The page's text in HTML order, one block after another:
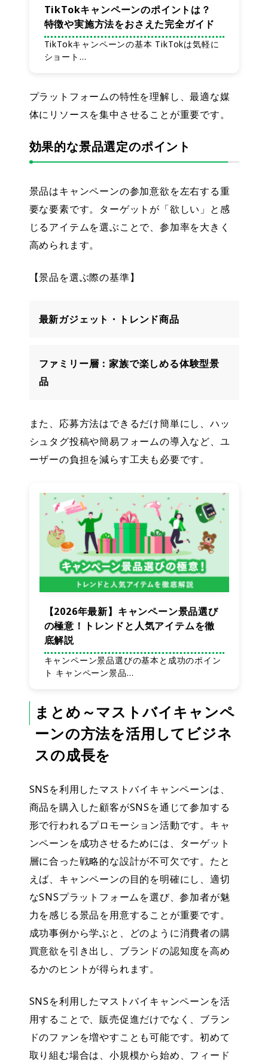
TikTokキャンペーンのポイントは？
特徴や実施方法をおさえた完全ガイド
TikTokキャンペーンの基本 TikTokは気軽に
ショート…
プラットフォームの特性を理解し、最適な媒
体にリソースを集中させることが重要です。
効果的な景品選定のポイント
景品はキャンペーンの参加意欲を左右する重
要な要素です。ターゲットが「欲しい」と感
じるアイテムを選ぶことで、参加率を大きく
高められます。
【景品を選ぶ際の基準】
最新ガジェット・トレンド商品
ファミリー層：家族で楽しめる体験型景
品
また、応募方法はできるだけ簡単にし、ハッ
シュタグ投稿や簡易フォームの導入など、ユ
ーザーの負担を減らす工夫も必要です。
【2026年最新】キャンペーン景品選び
の極意！トレンドと人気アイテムを徹
底解説
キャンペーン景品選びの基本と成功のポイン
ト キャンペーン景品…
まとめ～マストバイキャンペ
ーンの方法を活用してビジネ
スの成長を
SNSを利用したマストバイキャンペーンは、
商品を購入した顧客がSNSを通じて参加する
形で行われるプロモーション活動です。キャ
ンペーンを成功させるためには、ターゲット
層に合った戦略的な設計が不可欠です。たと
えば、キャンペーンの目的を明確にし、適切
なSNSプラットフォームを選び、参加者が魅
力を感じる景品を用意することが重要です。
成功事例から学ぶと、どのように消費者の購
買意欲を引き出し、ブランドの認知度を高め
るかのヒントが得られます。
SNSを利用したマストバイキャンペーンを活
用することで、販売促進だけでなく、ブラン
ドのファンを増やすことも可能です。初めて
取り組む場合は、小規模から始め、フィード